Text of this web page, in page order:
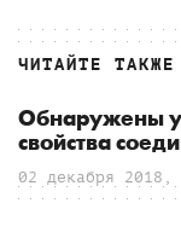
ЧИТАЙТЕ ТАКЖЕ
Обнаружены
свойства
02 декабря 2018,